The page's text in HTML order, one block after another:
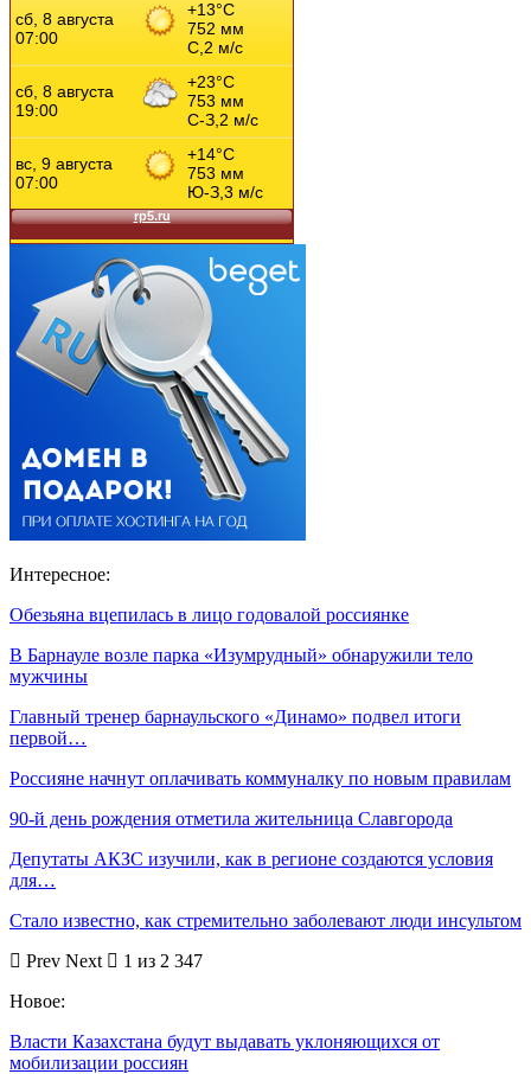
Интересное:
Обезьяна вцепилась в лицо годовалой россиянке
В Барнауле возле парка «Изумрудный» обнаружили тело
мужчины
Главный тренер барнаульского «Динамо» подвел итоги
первой…
Россияне начнут оплачивать коммуналку по новым правилам
90-й день рождения отметила жительница Славгорода
Депутаты АКЗС изучили, как в регионе создаются условия
для…
Стало известно, как стремительно заболевают люди инсультом
Prev Next
1 из 2 347
Новое:
Власти Казахстана будут выдавать уклоняющихся от
мобилизации россиян